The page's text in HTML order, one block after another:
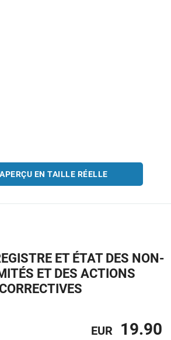
EN TAILLE RÉELLE
ET ÉTAT DES NON-
ET DES ACTIONS
CORRECTIVES
EUR 19.90